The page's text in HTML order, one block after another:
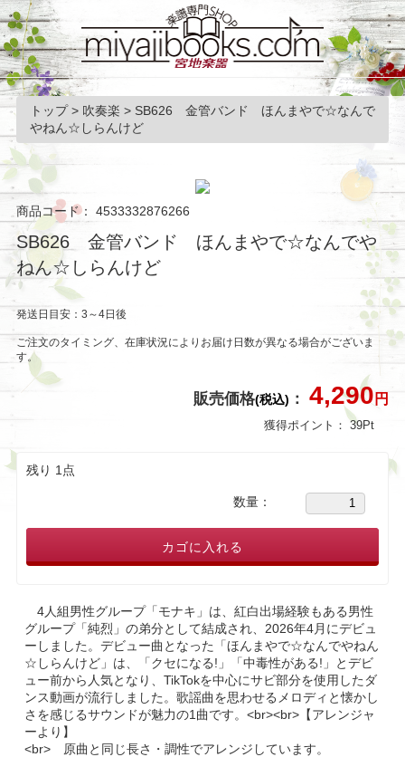
トップ> 吹奏楽 > SB626 金管バンド ほんまやで☆なんで
やねん☆しらんけど
商品コード： 4533332876266
SB626 金管バンド ほんまやで☆なんでや
ねん☆しらんけど
発送日目安：3～4日後
ご注文のタイミング、在庫状況によりお届け日数が異なる場合がございま
す。
販売価格(税込) ： 4,290 円
獲得ポイント： 39Pt
残り 1点
数量：
カゴに入れる
4人組男性グループ「モナキ」は、紅白出場経験もある男性
グループ「純烈」の弟分として結成され、2026年4月にデビュ
ーしました。デビュー曲となった「ほんまやで☆なんでやねん
☆しらんけど」は、「クセになる!」「中毒性がある!」とデビ
ュー前から人気となり、TikTokを中心にサビ部分を使用したダ
ンス動画が流行しました。歌謡曲を思わせるメロディと懐かし
さを感じるサウンドが魅力の1曲です。<br><br>【アレンジャ
ーより】
<br> 原曲と同じ長さ・調性でアレンジしています。